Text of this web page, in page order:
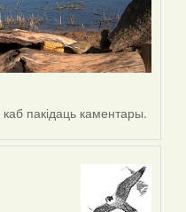
каб пакідаць каментары.